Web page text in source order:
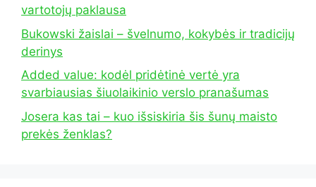
vartotojų paklausa
Bukowski žaislai – švelnumo, kokybės ir tradicijų
derinys
Added value: kodėl pridėtinė vertė yra
svarbiausias šiuolaikinio verslo pranašumas
Josera kas tai – kuo išsiskiria šis šunų maisto
prekės ženklas?